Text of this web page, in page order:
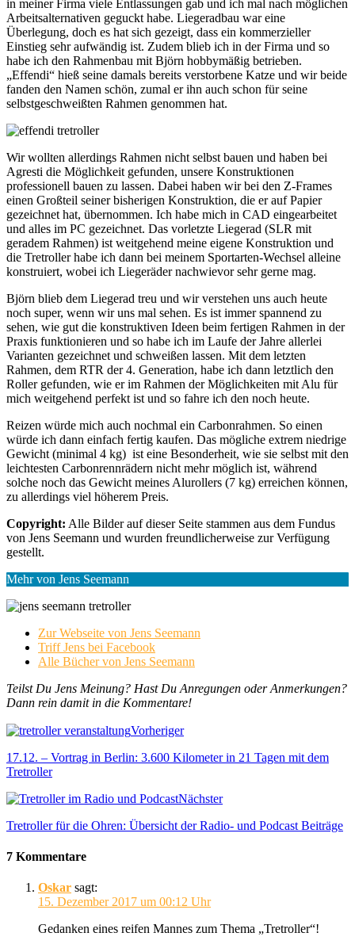
in meiner Firma viele Entlassungen gab und ich mal nach möglichen
Arbeitsalternativen geguckt habe. Liegeradbau war eine
Überlegung, doch es hat sich gezeigt, dass ein kommerzieller
Einstieg sehr aufwändig ist. Zudem blieb ich in der Firma und so
habe ich den Rahmenbau mit Björn hobbymäßig betrieben.
„Effendi“ hieß seine damals bereits verstorbene Katze und wir beide
fanden den Namen schön, zumal er ihn auch schon für seine
selbstgeschweißten Rahmen genommen hat.
Wir wollten allerdings Rahmen nicht selbst bauen und haben bei
Agresti die Möglichkeit gefunden, unsere Konstruktionen
professionell bauen zu lassen. Dabei haben wir bei den Z-Frames
einen Großteil seiner bisherigen Konstruktion, die er auf Papier
gezeichnet hat, übernommen. Ich habe mich in CAD eingearbeitet
und alles im PC gezeichnet. Das vorletzte Liegerad (SLR mit
geradem Rahmen) ist weitgehend meine eigene Konstruktion und
die Tretroller habe ich dann bei meinem Sportarten-Wechsel alleine
konstruiert, wobei ich Liegeräder nachwievor sehr gerne mag.
Björn blieb dem Liegerad treu und wir verstehen uns auch heute
noch super, wenn wir uns mal sehen. Es ist immer spannend zu
sehen, wie gut die konstruktiven Ideen beim fertigen Rahmen in der
Praxis funktionieren und so habe ich im Laufe der Jahre allerlei
Varianten gezeichnet und schweißen lassen. Mit dem letzten
Rahmen, dem RTR der 4. Generation, habe ich dann letztlich den
Roller gefunden, wie er im Rahmen der Möglichkeiten mit Alu für
mich weitgehend perfekt ist und so fahre ich den noch heute.
Reizen würde mich auch nochmal ein Carbonrahmen. So einen
würde ich dann einfach fertig kaufen. Das mögliche extrem niedrige
Gewicht (minimal 4 kg) ist eine Besonderheit, wie sie selbst mit den
leichtesten Carbonrennrädern nicht mehr möglich ist, während
solche noch das Gewicht meines Alurollers (7 kg) erreichen können,
zu allerdings viel höherem Preis.
Copyright: Alle Bilder auf dieser Seite stammen aus dem Fundus
von Jens Seemann und wurden freundlicherweise zur Verfügung
gestellt.
Mehr von Jens Seemann
Zur Webseite von Jens Seemann
Triff Jens bei Facebook
Alle Bücher von Jens Seemann
Teilst Du Jens Meinung? Hast Du Anregungen oder Anmerkungen?
Dann rein damit in die Kommentare!
Vorheriger
17.12. – Vortrag in Berlin: 3.600 Kilometer in 21 Tagen mit dem
Tretroller
Nächster
Tretroller für die Ohren: Übersicht der Radio- und Podcast Beiträge
7 Kommentare
Oskar sagt:
15. Dezember 2017 um 00:12 Uhr
Gedanken eines reifen Mannes zum Thema „Tretroller“!